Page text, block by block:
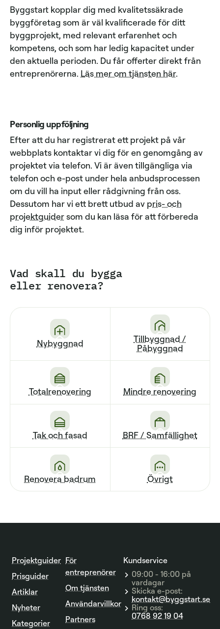
Byggstart kopplar dig med kvalitetssäkrade
byggföretag som är väl kvalificerade för ditt
byggprojekt, med relevant erfarenhet och
kompetens, och som har ledig kapacitet under
den aktuella perioden. Du får offerter direkt från
entreprenörerna. Läs mer om tjänsten här.
Personlig uppföljning
Efter att du har registrerat ett projekt på vår
webbplats kontaktar vi dig för en genomgång av
projektet via telefon. Vi är även tillgängliga via
telefon och e-post under hela anbudsprocessen
om du vill ha input eller rådgivning från oss.
Dessutom har vi ett brett utbud av pris- och
projektguidersom du kan läsa för att förbereda
dig inför projektet.
Vad skall du bygga
eller renovera?
Nybyggnad
Tillbyggnad /
Påbyggnad
Totalrenovering Mindre renovering
Tak och fasad BRF / Sam­fällighet
Renovera badrum Övrigt
Projektguider
Prisguider
Artiklar
Nyheter
Kategorier
För
entreprenörer
Om tjänsten
Användarvillkor
Partners
Kundservice
09:00 - 16:00 på
vardagar
Skicka e-post:
kontakt@byggstart.se
Ring oss:
0768 92 19 04